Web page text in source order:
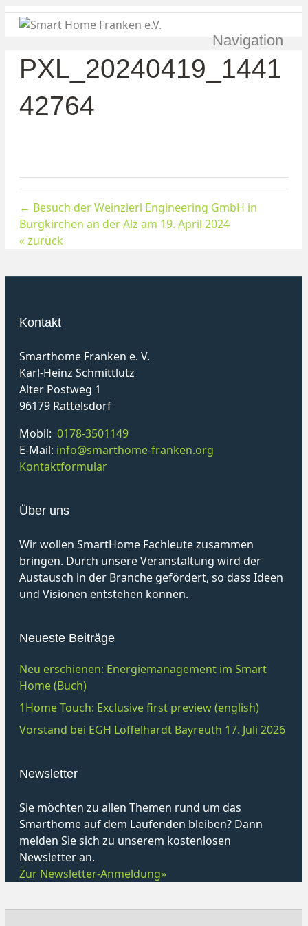
Navigation
PXL_20240419_1441
42764
← Besuch der Weinzierl Engineering GmbH in
Burgkirchen an der Alz am 19. April 2024
« zurück
Kontakt
Smarthome Franken e. V.
Karl-Heinz Schmittlutz
Alter Postweg 1
96179 Rattelsdorf
Mobil: 0178-3501149
E-Mail: info@smarthome-franken.org
Kontaktformular
Über uns
Wir wollen SmartHome Fachleute zusammen
bringen. Durch unsere Veranstaltung wird der
Austausch in der Branche gefördert, so dass Ideen
und Visionen entstehen können.
Neueste Beiträge
Neu erschienen: Energiemanagement im Smart
Home (Buch)
1Home Touch: Exclusive first preview (english)
Vorstand bei EGH Löffelhardt Bayreuth 17. Juli 2026
Newsletter
Sie möchten zu allen Themen rund um das
Smarthome auf dem Laufenden bleiben? Dann
melden Sie sich zu unserem kostenlosen
Newsletter an.
Zur Newsletter-Anmeldung»